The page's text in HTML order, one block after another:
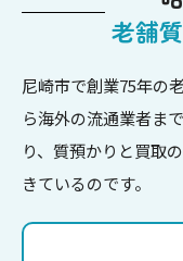
老舗
尼崎市で創業75年の
ら海外の流通業者ま
り、質預かりと買取
きているのです。